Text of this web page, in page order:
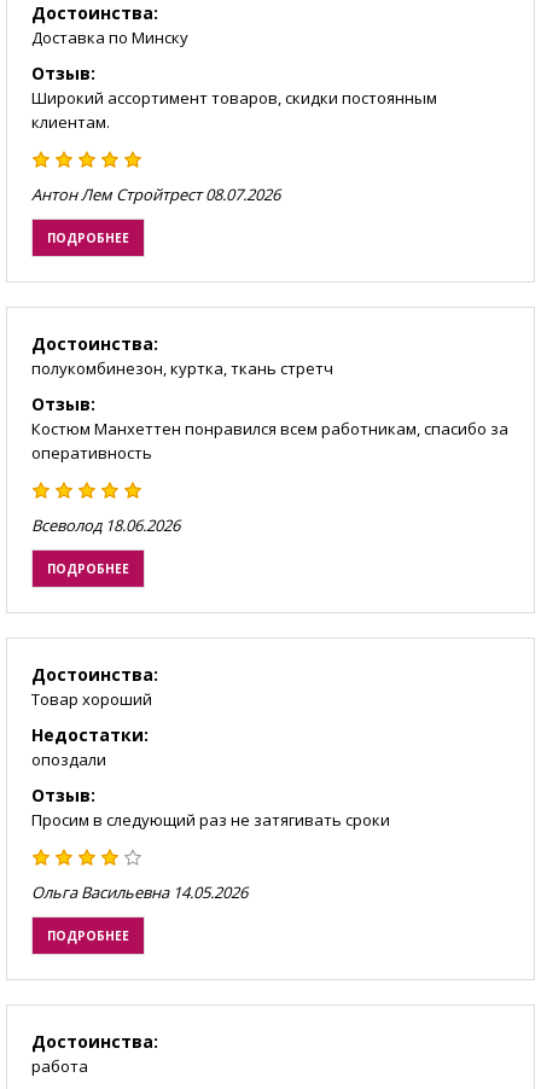
Достоинства:
Доставка по Минску
Отзыв:
Широкий ассортимент товаров, скидки постоянным
клиентам.
Антон Лем Стройтрест 08.07.2026
ПОДРОБНЕЕ
Достоинства:
полукомбинезон, куртка, ткань стретч
Отзыв:
Костюм Манхеттен понравился всем работникам, спасибо за
оперативность
Всеволод 18.06.2026
ПОДРОБНЕЕ
Достоинства:
Товар хороший
Недостатки:
опоздали
Отзыв:
Просим в следующий раз не затягивать сроки
Ольга Васильевна 14.05.2026
ПОДРОБНЕЕ
Достоинства:
работа